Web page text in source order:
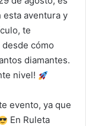
aventura y
te
cómo
diamantes.
nivel!
evento, ya que
En Ruleta